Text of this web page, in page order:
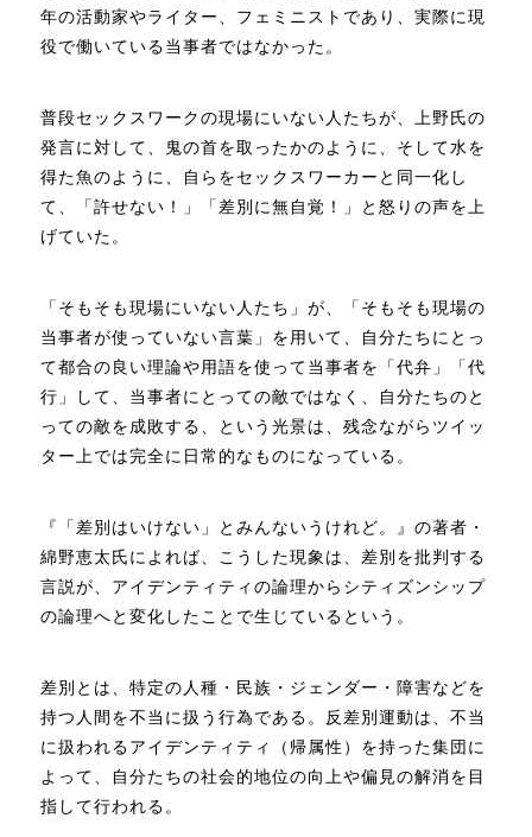
年の活動家やライター、フェミニストであり、実際に現
役で働いている当事者ではなかった。
普段セックスワークの現場にいない人たちが、上野氏の
発言に対して、鬼の首を取ったかのように、そして水を
得た魚のように、自らをセックスワーカーと同一化し
て、「許せない！」「差別に無自覚！」と怒りの声を上
げていた。
「そもそも現場にいない人たち」が、「そもそも現場の
当事者が使っていない言葉」を用いて、自分たちにとっ
て都合の良い理論や用語を使って当事者を「代弁」「代
行」して、当事者にとっての敵ではなく、自分たちのと
っての敵を成敗する、という光景は、残念ながらツイッ
ター上では完全に日常的なものになっている。
『「差別はいけない」とみんないうけれど。』の著者・
綿野恵太氏によれば、こうした現象は、差別を批判する
言説が、アイデンティティの論理からシティズンシップ
の論理へと変化したことで生じているという。
差別とは、特定の人種・民族・ジェンダー・障害などを
持つ人間を不当に扱う行為である。反差別運動は、不当
に扱われるアイデンティティ（帰属性）を持った集団に
よって、自分たちの社会的地位の向上や偏見の解消を目
指して行われる。